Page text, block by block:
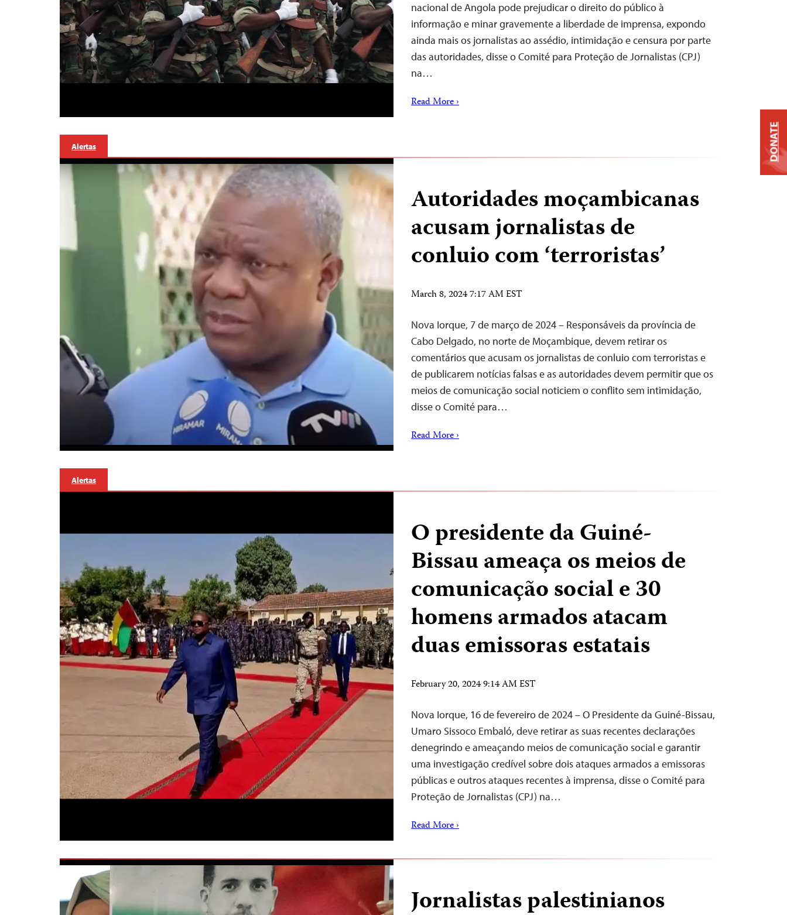
nacional de Angola pode prejudicar o direito do público à
informação e minar gravemente a liberdade de imprensa, expondo
ainda mais os jornalistas ao assédio, intimidação e censura por parte
das autoridades, disse o Comité para Proteção de Jornalistas (CPJ)
na…
Read More ›
Alertas
Autoridades moçambicanas
acusam jornalistas de
conluio com ‘terroristas’
March 8, 2024 7:17 AM EST
Nova Iorque, 7 de março de 2024 – Responsáveis da província de
Cabo Delgado, no norte de Moçambique, devem retirar os
comentários que acusam os jornalistas de conluio com terroristas e
de publicarem notícias falsas e as autoridades devem permitir que os
meios de comunicação social noticiem o conflito sem intimidação,
disse o Comité para…
Read More ›
Alertas
O presidente da Guiné-
Bissau ameaça os meios de
comunicação social e 30
homens armados atacam
duas emissoras estatais
February 20, 2024 9:14 AM EST
Nova Iorque, 16 de fevereiro de 2024 – O Presidente da Guiné-Bissau,
Umaro Sissoco Embaló, deve retirar as suas recentes declarações
denegrindo e ameaçando meios de comunicação social e garantir
uma investigação credível sobre dois ataques armados a emissoras
públicas e outros ataques recentes à imprensa, disse o Comité para
Proteção de Jornalistas (CPJ) na…
Read More ›
Jornalistas palestinianos
DONATE